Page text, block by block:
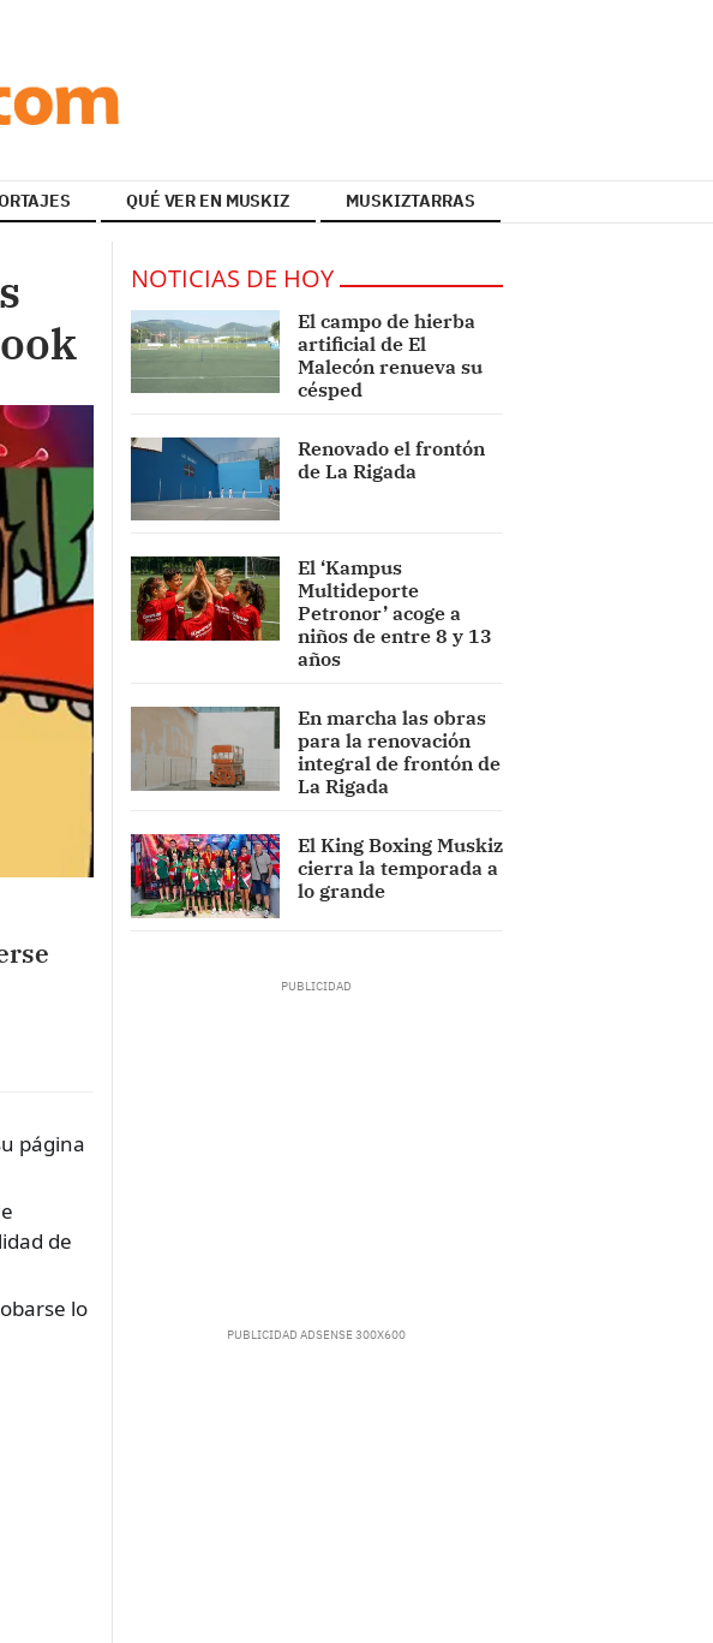
QUÉ VER EN MUSKIZ MUSKIZTARRAS
página
de
lo
NOTICIAS DE HOY
El campo de hierba
artificial de El
Malecón renueva su
césped
Renovado el frontón
de La Rigada
El ‘Kampus
Multideporte
Petronor’ acoge a
niños de entre 8 y 13
años
En marcha las obras
para la renovación
integral de frontón de
La Rigada
El King Boxing Muskiz
cierra la temporada a
lo grande